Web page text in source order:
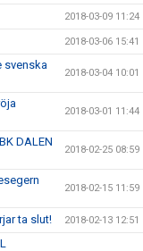
2018-03-09 11:24
2018-03-06 15:41
svenska
2018-03-04 10:01
2018-03-01 11:44
DALEN
2018-02-25 08:59
2018-02-15 11:59
ta slut! 2018-02-13 12:51